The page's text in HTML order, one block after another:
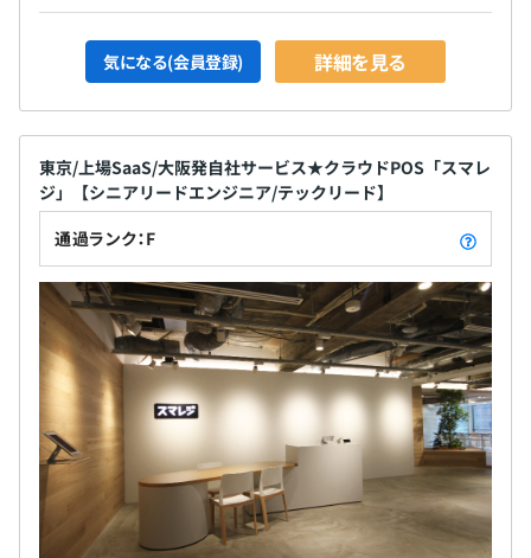
気になる(会員登録) 詳細を見る
東京/上場SaaS/大阪発自社サービス★クラウドPOS「スマレ
ジ」【シニアリードエンジニア/テックリード】
通過ランク：F